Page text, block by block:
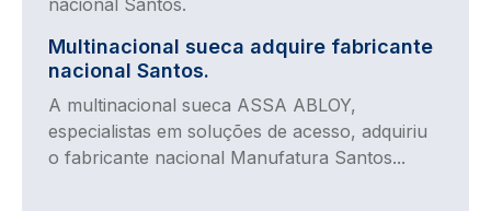
Multinacional sueca adquire fabricante
nacional Santos.
A multinacional sueca ASSA ABLOY,
especialistas em soluções de acesso, adquiriu
o fabricante nacional Manufatura Santos...